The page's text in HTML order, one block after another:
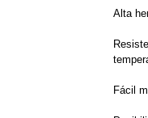
Alta
Fácil